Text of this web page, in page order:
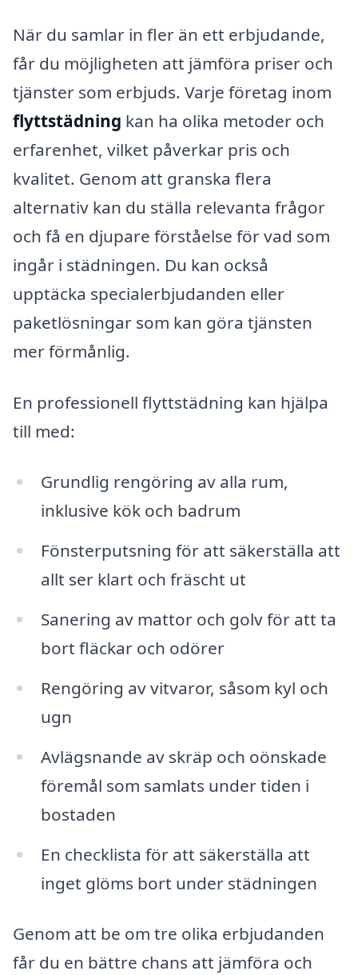
När du samlar in fler än ett erbjudande,
får du möjligheten att jämföra priser och
tjänster som erbjuds. Varje företag inom
flyttstädning kan ha olika metoder och
erfarenhet, vilket påverkar pris och
kvalitet. Genom att granska flera
alternativ kan du ställa relevanta frågor
och få en djupare förståelse för vad som
ingår i städningen. Du kan också
upptäcka specialerbjudanden eller
paketlösningar som kan göra tjänsten
mer förmånlig.
En professionell flyttstädning kan hjälpa
till med:
Grundlig rengöring av alla rum,
inklusive kök och badrum
Fönsterputsning för att säkerställa att
allt ser klart och fräscht ut
Sanering av mattor och golv för att ta
bort fläckar och odörer
Rengöring av vitvaror, såsom kyl och
ugn
Avlägsnande av skräp och oönskade
föremål som samlats under tiden i
bostaden
En checklista för att säkerställa att
inget glöms bort under städningen
Genom att be om tre olika erbjudanden
får du en bättre chans att jämföra och